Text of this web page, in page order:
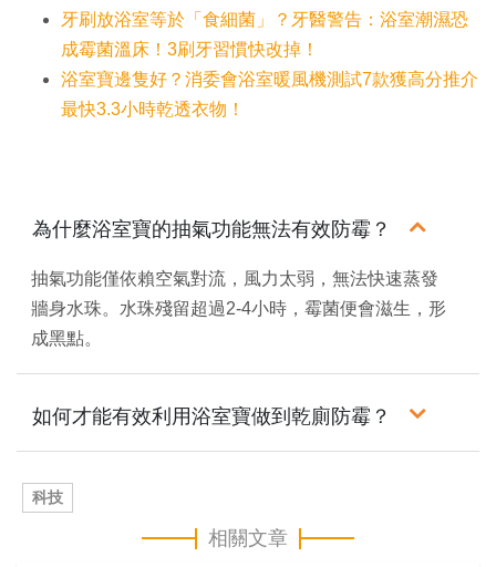
牙刷放浴室等於「食細菌」？牙醫警告：浴室潮濕恐
成霉菌溫床！3刷牙習慣快改掉！
浴室寶邊隻好？消委會浴室暖風機測試7款獲高分推介
最快3.3小時乾透衣物！
為什麼浴室寶的抽氣功能無法有效防霉？
抽氣功能僅依賴空氣對流，風力太弱，無法快速蒸發
牆身水珠。水珠殘留超過2-4小時，霉菌便會滋生，形
成黑點。
如何才能有效利用浴室寶做到乾廁防霉？
科技
相關文章